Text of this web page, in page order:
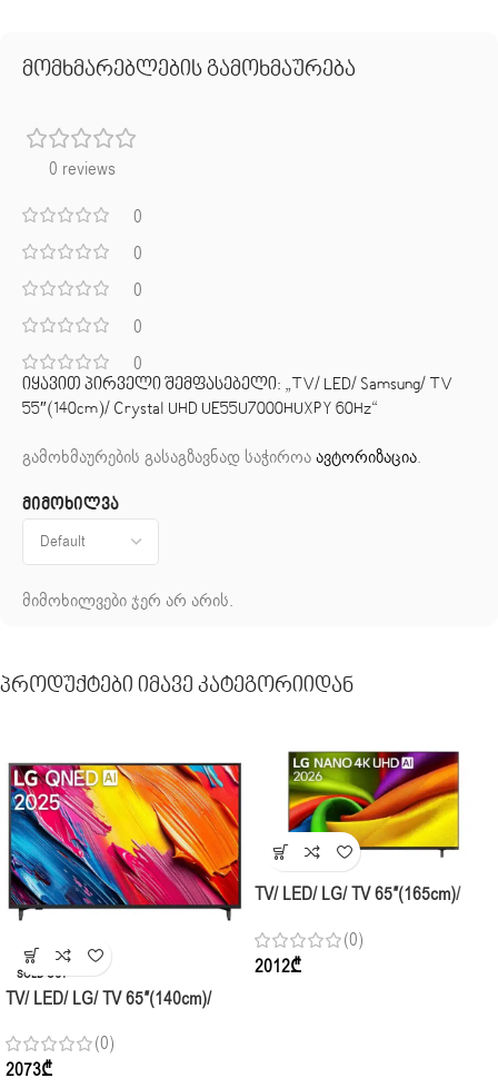
მომხმარებლების გამოხმაურება
0 reviews
0
0
0
0
0
მიმოხილვა
მიმოხილვები ჯერ არ არის.
იყავით პირველი შემფასებელი: „TV/ LED/ Samsung/ TV
55″(140cm)/ Crystal UHD UE55U7000HUXPY 60Hz“
გამოხმაურების გასაგზავნად საჭიროაავტორიზაცია.
Პროდუქტები Იმავე Კატეგორიიდან
SOLD OUT
TV/ LED/ LG/ TV 65″(140cm)/
(0)
2073₾
TV/ LED/ LG/ TV 65″(165cm)/
UHD AI NU85 Smart TV 2026
(0)
2012₾